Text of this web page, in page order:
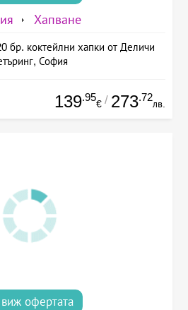
Хапване
бр. коктейлни хапки от Деличи
София
139.95
€ / 273.72
лв.
виж офертата